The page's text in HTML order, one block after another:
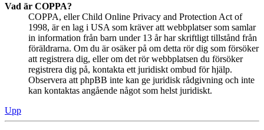
Vad är COPPA?
COPPA, eller Child Online Privacy and Protection Act of
1998, är en lag i USA som kräver att webbplatser som samlar
in information från barn under 13 år har skriftligt tillstånd från
föräldrarna. Om du är osäker på om detta rör dig som försöker
att registrera dig, eller om det rör webbplatsen du försöker
registrera dig på, kontakta ett juridiskt ombud för hjälp.
Observera att phpBB inte kan ge juridisk rådgivning och inte
kan kontaktas angående något som helst juridiskt.
Upp